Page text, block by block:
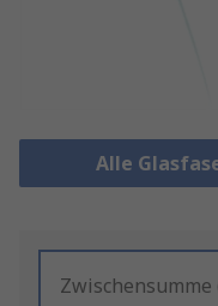
Alle
Zwischensumme